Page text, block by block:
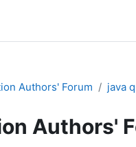
Authors' Forum java
Authors'